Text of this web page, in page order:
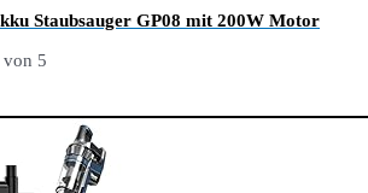
Staubsauger GP08 mit 200W Motor
von 5